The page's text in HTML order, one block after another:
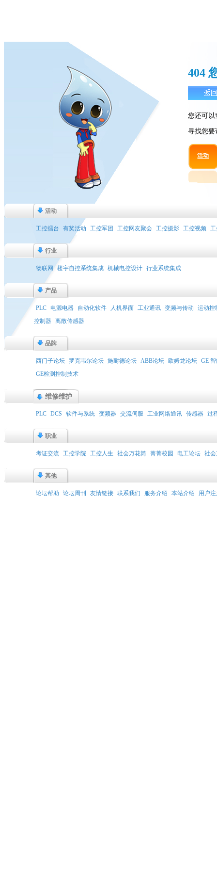
404
您还可
寻找您要
活动
活动
工控擂台 有奖活动 工控军团 工控网友聚会 工控摄影 工控视频
行业
物联网 楼宇自控系统集成 机械电控设计 行业系统集成
产品
PLC 电源电器 自动化软件 人机界面 工业通讯 变频与传动
运动控
控制器 离散传感器
品牌
西门子论坛 罗克韦尔论坛 施耐德论坛 ABB论坛 欧姆龙论坛 GE
GE检测控制技术
维修维护
PLC DCS 软件与系统 变频器 交流伺服 工业网络通讯 传感器 过
职业
考证交流 工控学院 工控人生 社会万花筒 菁菁校园 电工论坛 社
其他
论坛帮助 论坛周刊 友情链接 联系我们 服务介绍 本站介绍 用户